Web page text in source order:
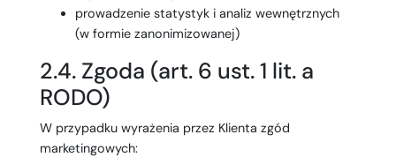
prowadzenie statystyk i analiz wewnętrznych
(w formie zanonimizowanej)
2.4. Zgoda (art. 6 ust. 1 lit. a
RODO)
W przypadku wyrażenia przez Klienta zgód
marketingowych: